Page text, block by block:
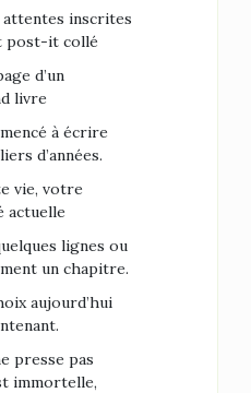
attentes inscrites
post-it collé
d’un
livre
à écrire
d’années.
vie, votre
actuelle
lignes ou
un chapitre.
aujourd’hui
presse pas
immortelle,